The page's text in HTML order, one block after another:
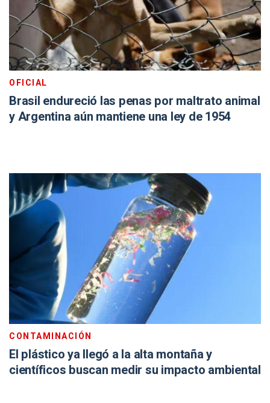
OFICIAL
Brasil endureció las penas por maltrato animal
y Argentina aún mantiene una ley de 1954
CONTAMINACIÓN
El plástico ya llegó a la alta montaña y
científicos buscan medir su impacto ambiental